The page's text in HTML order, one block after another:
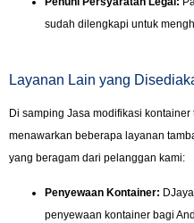
sudah dilengkapi untuk
Layanan Lain yang
Di samping Jasa modifikasi
menawarkan beberapa layanan
yang beragam dari pelanggan kami:
Penyewaan Kontainer:
penyewaan kontainer bagi